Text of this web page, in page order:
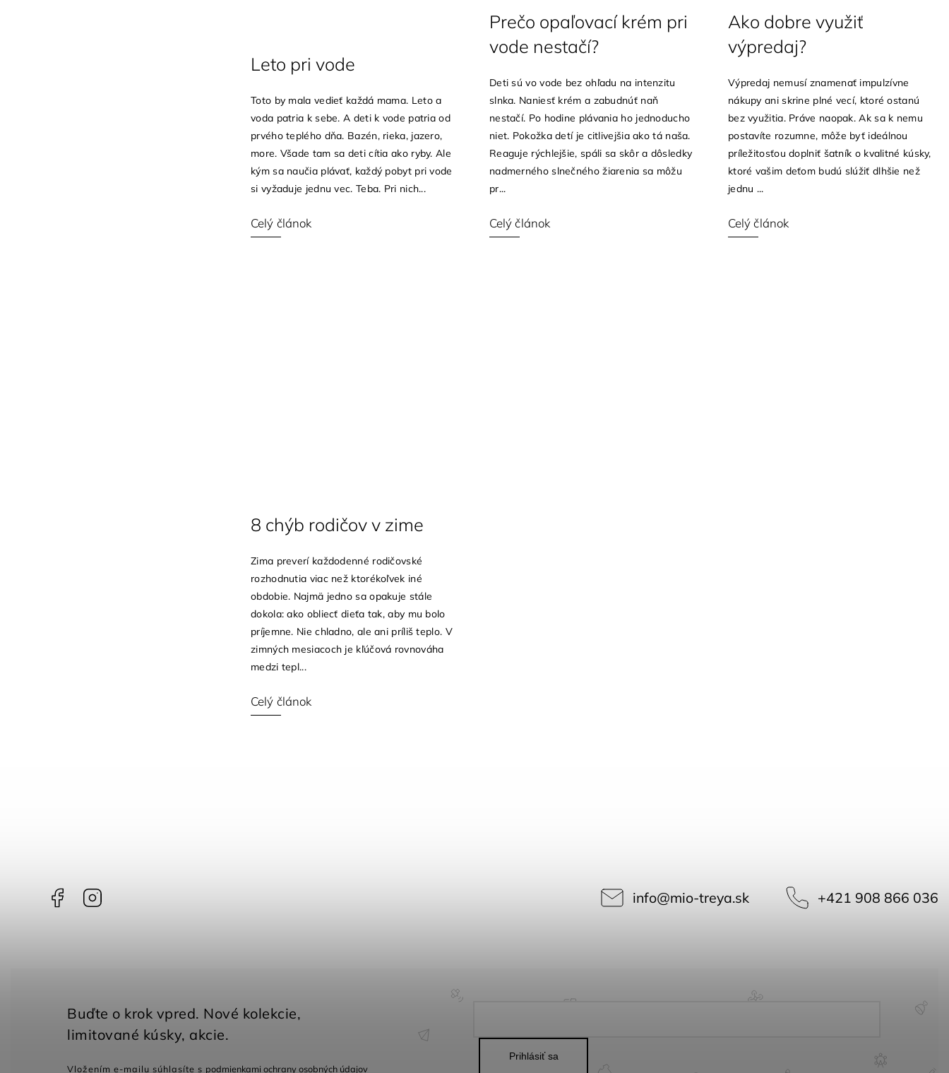
Leto pri vode
Toto by mala vedieť každá mama. Leto a
voda patria k sebe. A deti k vode patria od
prvého teplého dňa. Bazén, rieka, jazero,
more. Všade tam sa deti cítia ako ryby. Ale
kým sa naučia plávať, každý pobyt pri vode
si vyžaduje jednu vec. Teba. Pri nich...
Celý článok
Prečo opaľovací krém pri
vode nestačí?
Deti sú vo vode bez ohľadu na intenzitu
slnka. Naniesť krém a zabudnúť naň
nestačí. Po hodine plávania ho jednoducho
niet. Pokožka detí je citlivejšia ako tá naša.
Reaguje rýchlejšie, spáli sa skôr a dôsledky
nadmerného slnečného žiarenia sa môžu
pr...
Celý článok
Ako dobre využiť
výpredaj?
Výpredaj nemusí znamenať impulzívne
nákupy ani skrine plné vecí, ktoré ostanú
bez využitia. Práve naopak. Ak sa k nemu
postavíte rozumne, môže byť ideálnou
príležitosťou doplniť šatník o kvalitné kúsky,
ktoré vašim deťom budú slúžiť dlhšie než
jednu ...
Celý článok
8 chýb rodičov v zime
Zima preverí každodenné rodičovské
rozhodnutia viac než ktorékoľvek iné
obdobie. Najmä jedno sa opakuje stále
dokola: ako obliecť dieťa tak, aby mu bolo
príjemne. Nie chladno, ale ani príliš teplo. V
zimných mesiacoch je kľúčová rovnováha
medzi tepl...
Celý článok
Facebook info@mio-treya.sk +421 908 866 036
Vložením e-mailu súhlasíte s podmienkami ochrany osobných údajov
Prihlásiť sa